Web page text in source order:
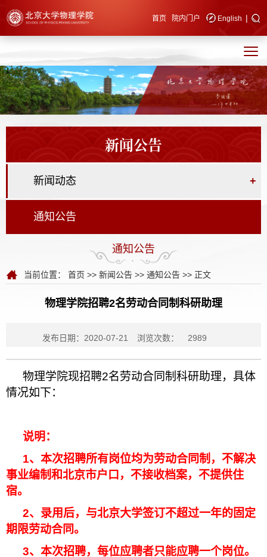
快速导航 首页 院内门户 English |
新闻公告
新闻动态 +
通知公告
通知公告
当前位置： 首页 >> 新闻公告 >> 通知公告 >> 正文
物理学院招聘2名劳动合同制科研助理
发布日期：2020-07-21 浏览次数： 2989
物理学院现招聘2名劳动合同制科研助理，具体
情况如下：
说明：
1、本次招聘所有岗位均为劳动合同制，不解决
事业编制和北京市户口，不接收档案，不提供住
宿。
2、录用后，与北京大学签订不超过一年的固定
期限劳动合同。
3、本次招聘，每位应聘者只能应聘一个岗位。